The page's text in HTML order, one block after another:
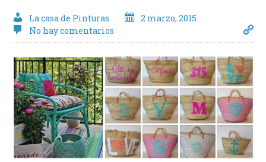
La casa de Pinturas
2 marzo, 2015
No hay comentarios